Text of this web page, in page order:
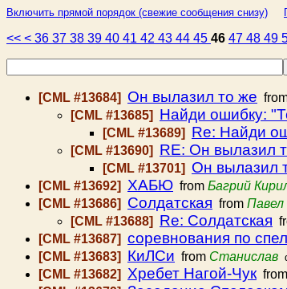
Включить прямой порядок (свежие сообщения снизу)
<< < 36 37 38 39 40 41 42 43 44 45 46 47 48 49
[CML #13684] Он вылазил то же
[CML #13685] Найди ошибку:
[CML #13689] Re: Найди
[CML #13690] RE: Он вылазил
[CML #13701] Он вылазил
[CML #13692] ХАБЮ from Багрий
[CML #13686] Солдатская from
[CML #13688] Re: Солдатская
[CML #13687] соревнования по
[CML #13683] КиЛСи from Станислав
[CML #13682] Хребет Нагой-Чук from